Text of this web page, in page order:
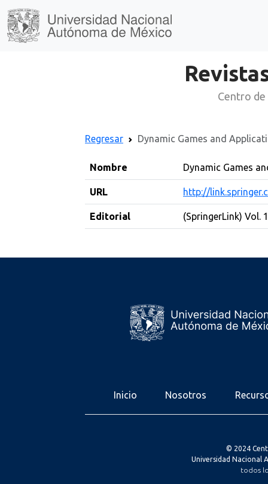
Centro de
Regresar Dynamic Games and
Nombre Dynamic Games
URL http://
Editorial (SpringerLink) Vol.
Inicio Nosotros
© 2024
Universidad Nacional
todos